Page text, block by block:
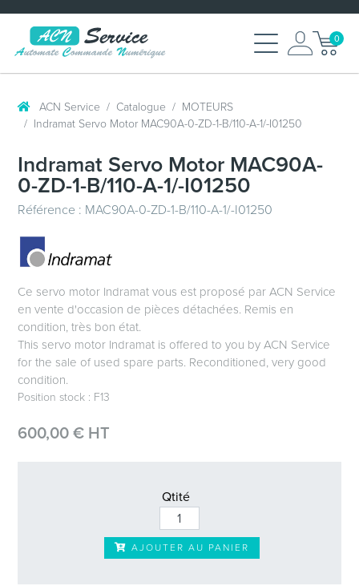
0
ACN Service Catalogue
MOTEURS
Indramat Servo Motor MAC90A-0-ZD-1-B/110-A-1/-I01250
Indramat Servo Motor MAC90A-
0-ZD-1-B/110-A-1/-I01250
Référence : MAC90A-0-ZD-1-B/110-A-1/-I01250
Ce servo motor Indramat vous est proposé par ACN Service
en vente d'occasion de pièces détachées. Remis en
condition, très bon état.
This servo motor Indramat is offered to you by ACN Service
for the sale of used spare parts. Reconditioned, very good
condition.
Position stock : F13
600,00 € HT
Qtité
AJOUTER AU PANIER